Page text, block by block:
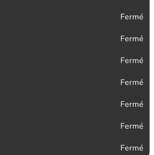
Fermé
Fermé
Fermé
Fermé
Fermé
Fermé
Fermé